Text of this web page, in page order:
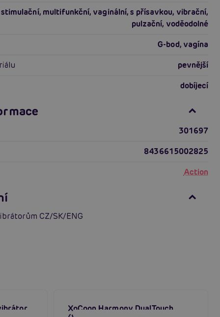
stimulační, multifunkční, vaginální,s přísavkou, vibrační,
pulzační, voděodolné
G-bod, vagína
pevnější
dobíjecí
301697
8436615002825
Action
CZ/SK/ENG
XoCoon Harmony DualTouch